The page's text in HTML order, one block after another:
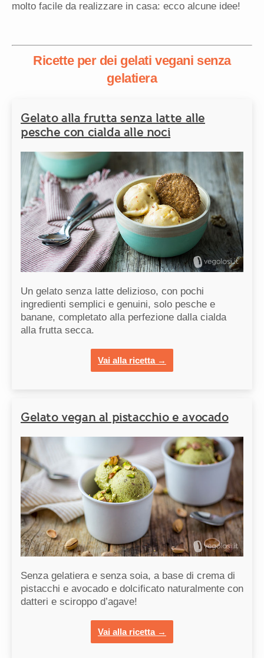
molto facile da realizzare in casa: ecco alcune idee!
Ricette per dei gelati vegani senza
gelatiera
Gelato alla frutta senza latte alle
pesche con cialda alle noci
Un gelato senza latte delizioso, con pochi
ingredienti semplici e genuini, solo pesche e
banane, completato alla perfezione dalla cialda
alla frutta secca.
Vai alla ricetta →
Gelato vegan al pistacchio e avocado
Senza gelatiera e senza soia, a base di crema di
pistacchi e avocado e dolcificato naturalmente con
datteri e sciroppo d’agave!
Vai alla ricetta →